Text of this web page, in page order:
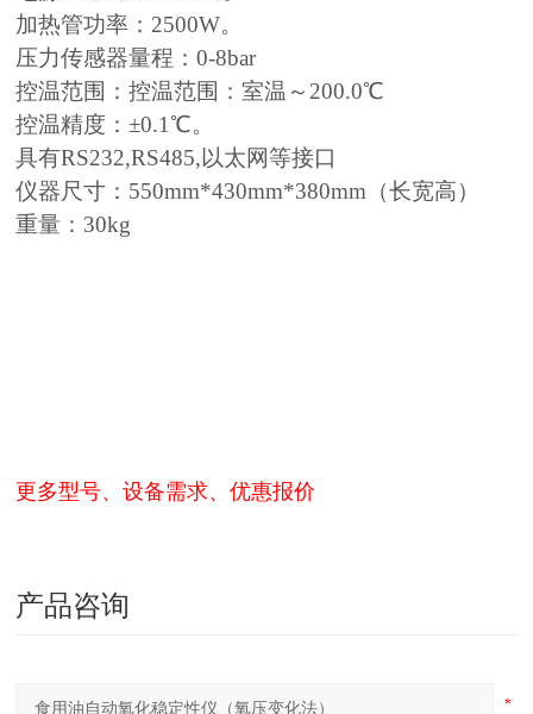
加热管功率：2500W。
压力传感器量程：0-8bar
控温范围：控温范围：室温～200.0℃
控温精度：±0.1℃。
具有RS232,RS485,以太网等接口
仪器尺寸：550mm*430mm*380mm（长宽高）
重量：30kg
更多型号、设备需求、优惠报价
产品咨询